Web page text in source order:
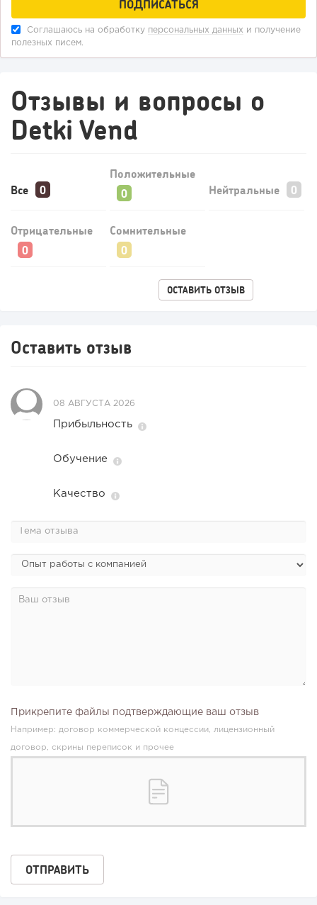
«Прибыль 20 млн в год, а я ездил на метро»: куда в
интернет-магазине...
Конференции августа 2026: лучшие мероприятия месяца
для бизнеса,...
Соглашаюсь на обработку персональных данных и получение
полезных писем.
Отзывы и вопросы о
Detki Vend
Все
Положительные
Нейтральные
Отрицательные Сомнительные
ОСТАВИТЬ ОТЗЫВ
Оставить отзыв
08 АВГУСТА 2026
Прибыльность
Обучение
Качество
Прикрепите файлы подтверждающие ваш отзыв
Например: договор коммерческой концессии, лицензионный
договор, скрины переписок и прочее